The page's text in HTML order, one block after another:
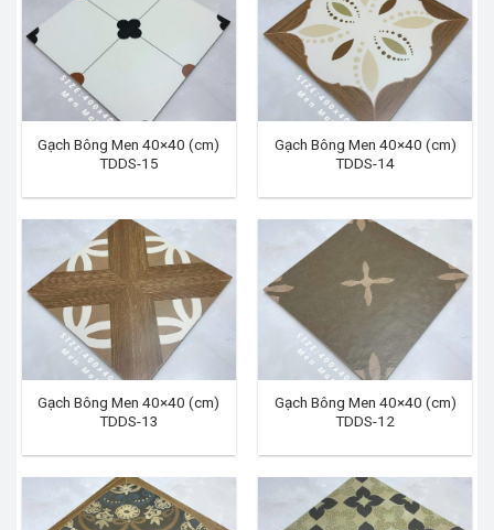
Gạch Bông Men 40×40 (cm)
TDDS-15
Gạch Bông Men 40×40 (cm)
TDDS-14
Gạch Bông Men 40×40 (cm)
TDDS-13
Gạch Bông Men 40×40 (cm)
TDDS-12